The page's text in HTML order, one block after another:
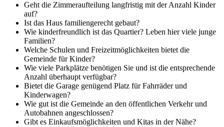
Geht die Zimmeraufteilung langfristig mit der Anzahl Kinder
auf?
Ist das Haus familiengerecht gebaut?
Wie kinderfreundlich ist das Quartier? Leben hier viele junge
Familien?
Welche Schulen und Freizeitmöglichkeiten bietet die
Gemeinde für Kinder?
Wie viele Parkplätze benötigen Sie und ist die entsprechende
Anzahl überhaupt verfügbar?
Bietet die Garage genügend Platz für Fahrräder und
Kinderwagen?
Wie gut ist die Gemeinde an den öffentlichen Verkehr und
Autobahnen angeschlossen?
Gibt es Einkaufsmöglichkeiten und Kitas in der Nähe?